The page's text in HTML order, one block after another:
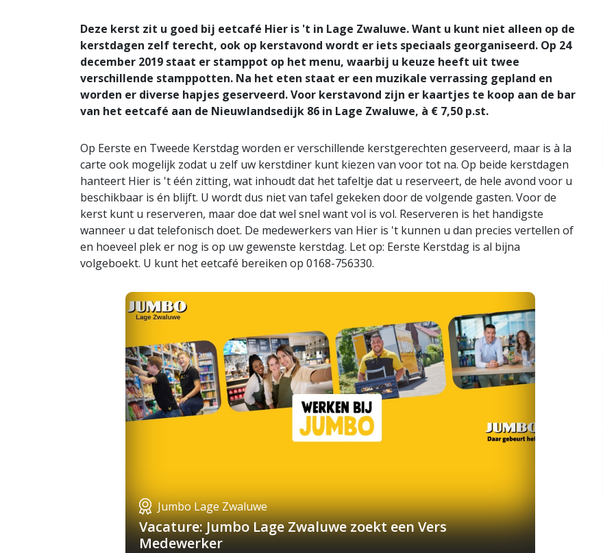
Deze kerst zit u goed bij eetcafé Hier is 't in Lage Zwaluwe. Want u kunt niet alleen op de
kerstdagen zelf terecht, ook op kerstavond wordt er iets speciaals georganiseerd. Op 24
december 2019 staat er stamppot op het menu, waarbij u keuze heeft uit twee
verschillende stamppotten. Na het eten staat er een muzikale verrassing gepland en
worden er diverse hapjes geserveerd. Voor kerstavond zijn er kaartjes te koop aan de bar
van het eetcafé aan de Nieuwlandsedijk 86 in Lage Zwaluwe, à € 7,50 p.st.
Op Eerste en Tweede Kerstdag worden er verschillende kerstgerechten geserveerd, maar is à la
carte ook mogelijk zodat u zelf uw kerstdiner kunt kiezen van voor tot na. Op beide kerstdagen
hanteert Hier is 't één zitting, wat inhoudt dat het tafeltje dat u reserveert, de hele avond voor u
beschikbaar is én blijft. U wordt dus niet van tafel gekeken door de volgende gasten. Voor de
kerst kunt u reserveren, maar doe dat wel snel want vol is vol. Reserveren is het handigste
wanneer u dat telefonisch doet. De medewerkers van Hier is 't kunnen u dan precies vertellen of
en hoeveel plek er nog is op uw gewenste kerstdag. Let op: Eerste Kerstdag is al bijna
volgeboekt. U kunt het eetcafé bereiken op 0168-756330.
Jumbo Lage Zwaluwe
Vacature: Jumbo Lage Zwaluwe zoekt een Vers
Medewerker